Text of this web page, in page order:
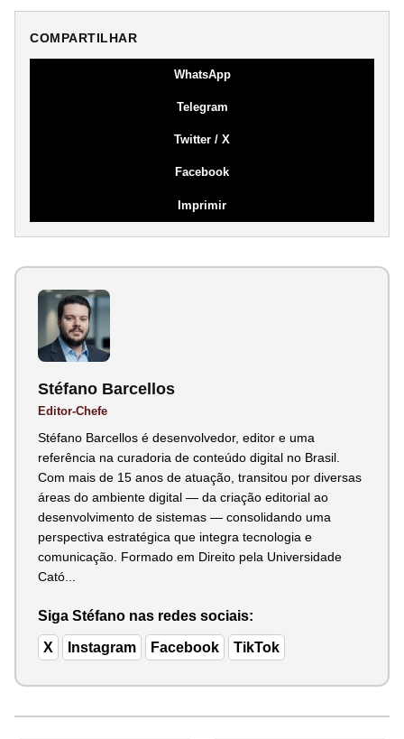
COMPARTILHAR
WhatsApp
Telegram
Twitter / X
Facebook
Imprimir
Stéfano Barcellos
Editor-Chefe
Stéfano Barcellos é desenvolvedor, editor e uma
referência na curadoria de conteúdo digital no Brasil.
Com mais de 15 anos de atuação, transitou por diversas
áreas do ambiente digital — da criação editorial ao
desenvolvimento de sistemas — consolidando uma
perspectiva estratégica que integra tecnologia e
comunicação. Formado em Direito pela Universidade
Cató...
Siga Stéfano nas redes sociais:
X Instagram Facebook TikTok